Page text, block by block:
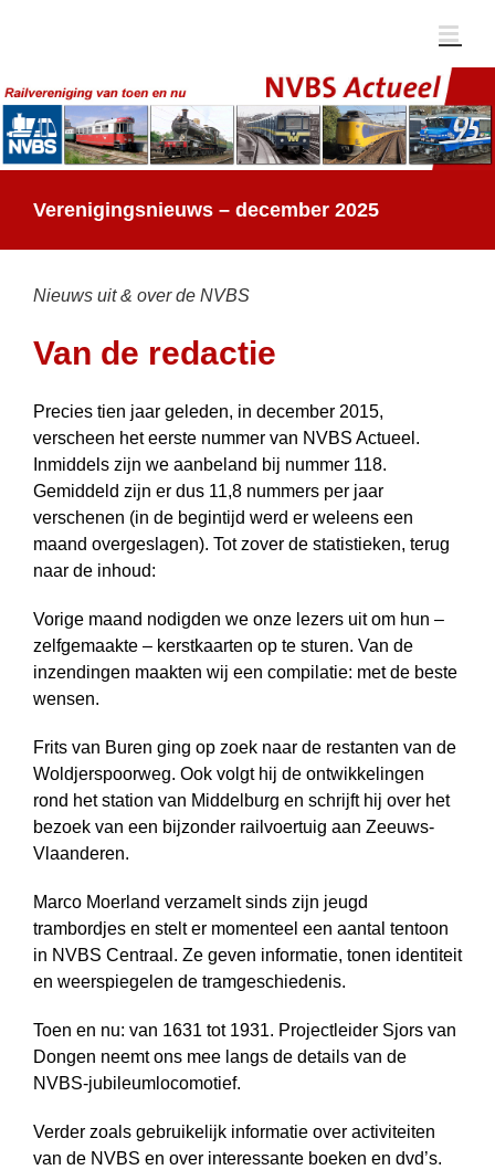
Verenigingsnieuws – december 2025
Nieuws uit & over de NVBS
Van de redactie
Precies tien jaar geleden, in december 2015,
verscheen het eerste nummer van NVBS Actueel.
Inmiddels zijn we aanbeland bij nummer 118.
Gemiddeld zijn er dus 11,8 nummers per jaar
verschenen (in de begintijd werd er weleens een
maand overgeslagen). Tot zover de statistieken, terug
naar de inhoud:
Vorige maand nodigden we onze lezers uit om hun –
zelfgemaakte – kerstkaarten op te sturen. Van de
inzendingen maakten wij een compilatie: met de beste
wensen.
Frits van Buren ging op zoek naar de restanten van de
Woldjerspoorweg. Ook volgt hij de ontwikkelingen
rond het station van Middelburg en schrijft hij over het
bezoek van een bijzonder railvoertuig aan Zeeuws-
Vlaanderen.
Marco Moerland verzamelt sinds zijn jeugd
trambordjes en stelt er momenteel een aantal tentoon
in NVBS Centraal. Ze geven informatie, tonen identiteit
en weer­spiegelen de tramgeschiedenis.
Toen en nu: van 1631 tot 1931. Project­leider Sjors van
Dongen neemt ons mee langs de details van de
NVBS-jubileum­locomotief.
Verder zoals gebruikelijk informatie over activiteiten
van de NVBS en over interes­sante boeken en dvd’s.